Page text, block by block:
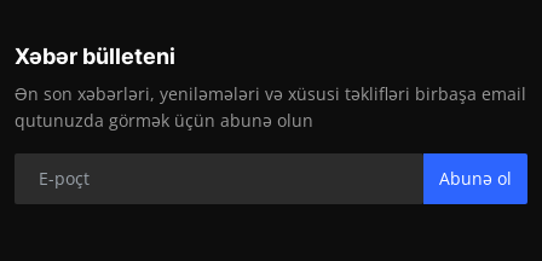
Xəbər bülleteni
Ən son xəbərləri, yeniləmələri və xüsusi təklifləri birbaşa email
qutunuzda görmək üçün abunə olun
Abunə ol